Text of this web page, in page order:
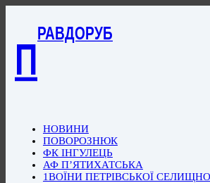
П
РАВДОРУБ
НОВИНИ
ПОВОРОЗНЮК
ФК ІНГУЛЕЦЬ
АФ П’ЯТИХАТСЬКА
1ВОЇНИ ПЕТРІВСЬКОЇ